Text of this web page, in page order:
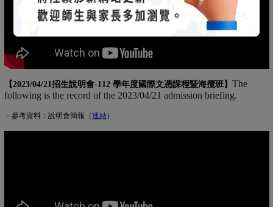
【2023/04/21招生說明會-112 學年度國際文憑課程暨海攬班】 The
following is the record of the 2023/04/21 admission briefing.
－參考資料：說明會簡報（連結(另開新視窗)
）